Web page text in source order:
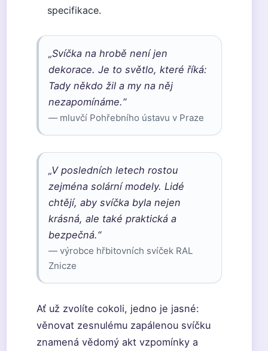
specifikace.
„Svíčka na hrobě není jen
dekorace. Je to světlo, které říká:
Tady někdo žil a my na něj
nezapomínáme.“
— mluvčí Pohřebního ústavu v Praze
„V posledních letech rostou
zejména solární modely. Lidé
chtějí, aby svíčka byla nejen
krásná, ale také praktická a
bezpečná.“
— výrobce hřbitovních svíček RAL
Znicze
Ať už zvolíte cokoli, jedno je jasné:
věnovat zesnulému zapálenou svíčku
znamená vědomý akt vzpomínky a